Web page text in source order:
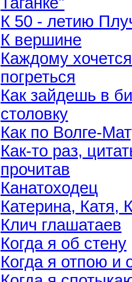
К 50 - летию
К вершине
Каждому
погреться
Как зайдешь в
столовку
Как по Волге-
Как-то раз,
прочитав
Канатоходец
Катерина, Катя,
Клич глашатаев
Когда я об стену
Когда я отпою и